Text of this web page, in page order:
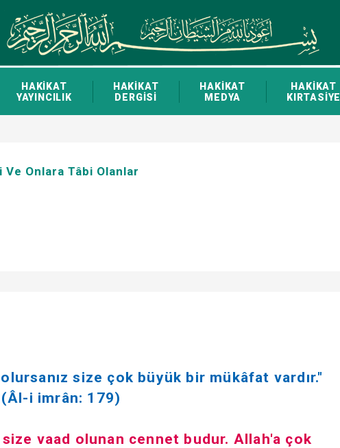
HAKİKAT
YAYINCILIK
HAKİKAT
DERGİSİ
HAKİKAT
MEDYA
HAKİKAT
KIRTASİYE
Ve Onlara Tâbi Olanlar
size çok büyük bir mükâfat vardır."
(Âl-i imrân: 179)
vaad olunan cennet budur. Allah'a çok